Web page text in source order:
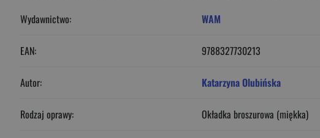
Wydawnictwo: WAM
EAN: 9788327730213
Autor: Katarzyna Olubińska
Rodzaj oprawy: Okładka broszurowa (miękka)